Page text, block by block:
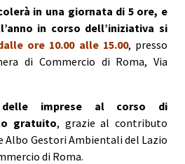
in una giornata di 5 ore, e
in corso dell’iniziativa si
ore 10.00 alle 15.00, presso
di Commercio di Roma, Via
delle imprese al corso di
gratuito, grazie al contributo
Albo Gestori Ambientali del Lazio
di Roma.